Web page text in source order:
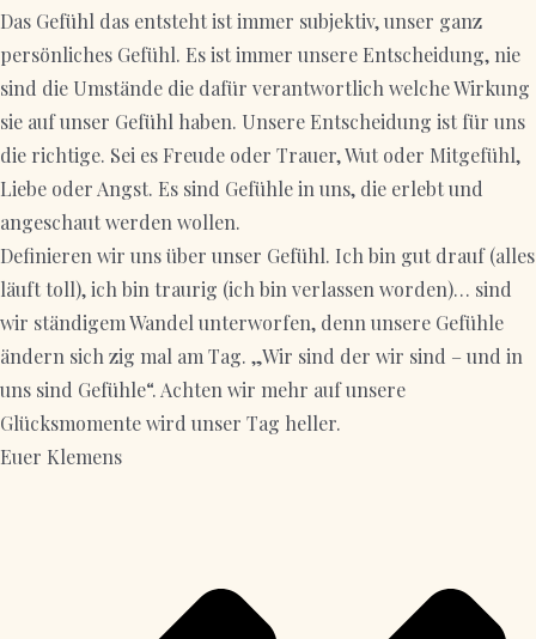
Das Gefühl das entsteht ist immer subjektiv, unser ganz
persönliches Gefühl. Es ist immer unsere Entscheidung, nie
sind die Umstände die dafür verantwortlich welche Wirkung
sie auf unser Gefühl haben. Unsere Entscheidung ist für uns
die richtige. Sei es Freude oder Trauer, Wut oder Mitgefühl,
Liebe oder Angst. Es sind Gefühle in uns, die erlebt und
angeschaut werden wollen.
Definieren wir uns über unser Gefühl. Ich bin gut drauf (alles
läuft toll), ich bin traurig (ich bin verlassen worden)… sind
wir ständigem Wandel unterworfen, denn unsere Gefühle
ändern sich zig mal am Tag. „Wir sind der wir sind – und in
uns sind Gefühle“. Achten wir mehr auf unsere
Glücksmomente wird unser Tag heller.
Euer Klemens